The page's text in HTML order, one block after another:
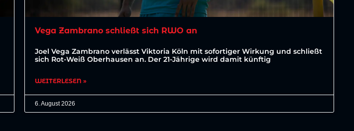
Vega Zambrano schließt sich RWO an
Joel Vega Zambrano verlässt Viktoria Köln mit sofortiger Wirkung und schließt
sich Rot-Weiß Oberhausen an. Der 21-Jährige wird damit künftig
WEITERLESEN »
6. August 2026